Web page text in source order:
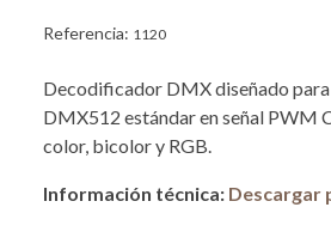
Referencia: 1120
Decodificador DMX diseñado
DMX512 estándar en señal PWM
color, bicolor y RGB.
Información técnica: Descargar